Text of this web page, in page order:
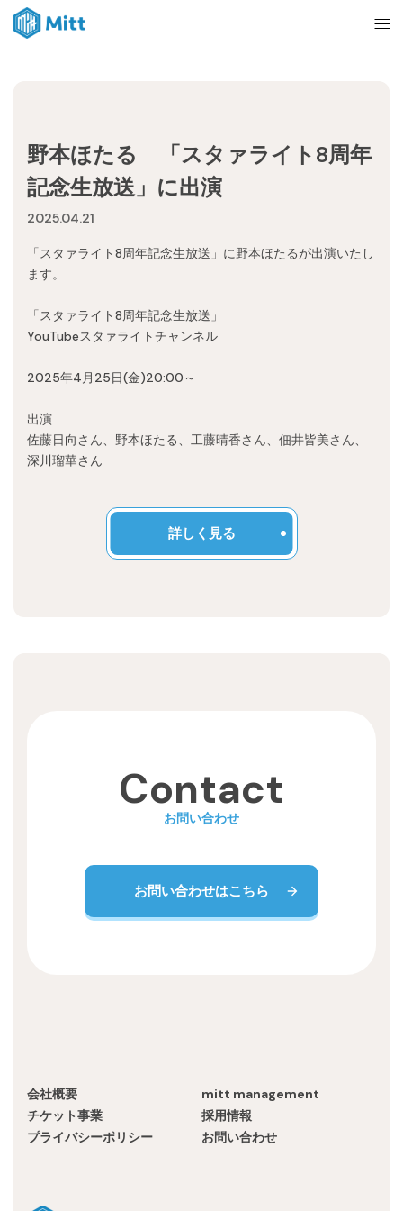
News
野本ほたる 「スタァライト8周年
記念生放送」に出演
2025.04.21
「スタァライト8周年記念生放送」に野本ほたるが出演いたし
ます。
「スタァライト8周年記念生放送」
YouTubeスタァライトチャンネル
2025年4月25日(金)20:00～
出演
佐藤日向さん、野本ほたる、工藤晴香さん、佃井皆美さん、
深川瑠華さん
詳しく見る
Contact
お問い合わせ
お問い合わせはこちら
会社概要
mitt management
チケット事業
採用情報
プライバシーポリシー
お問い合わせ